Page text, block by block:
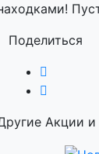
Поделиться
Акции и